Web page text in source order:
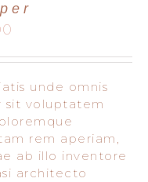
actuel
est :
£190.00.
unde omnis
sit voluptatem
rem aperiam,
ab illo inventore
architecto